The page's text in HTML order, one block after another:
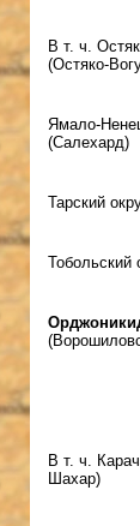
В т. ч.
(Остяко-
Ямало-
(Салехард)
Тарский
Тобольский
В т. ч.
Шахар)